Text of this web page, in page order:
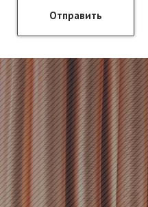
Отправить